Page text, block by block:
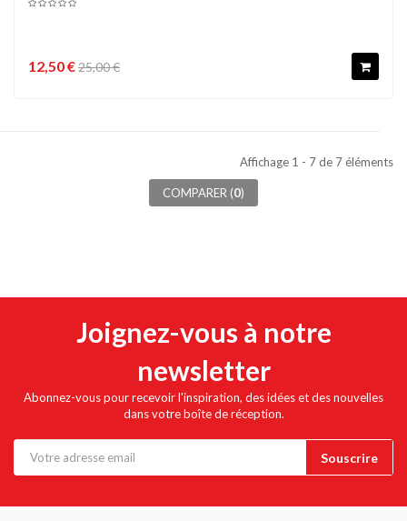
12,50 €25,00 €
Affichage 1 - 7 de 7 éléments
COMPARER (0)
Joignez-vous à notre
newsletter
Abonnez-vous pour recevoir l'inspiration, des idées et des nouvelles
dans votre boîte de réception.